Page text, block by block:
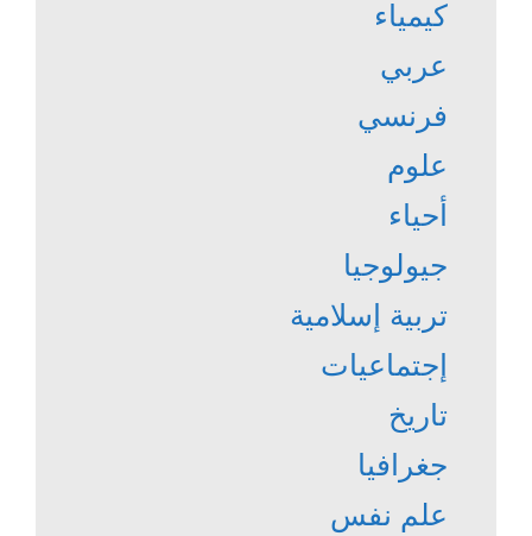
كيمياء
عربي
فرنسي
علوم
أحياء
جيولوجيا
تربية إسلامية
إجتماعيات
تاريخ
جغرافيا
علم نفس